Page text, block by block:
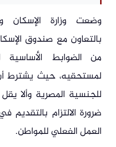
وضعت وزارة الإسكان
بالتعاون مع صندوق
من الضوابط
لمستحقيه، حيث يشترط
ضرورة الالتزام
العمل الفعلي للمواطن.